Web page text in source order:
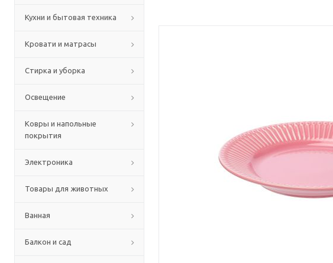
Кухни и бытовая техника
Кровати и матрасы
Стирка и уборка
Освещение
Ковры и напольные
покрытия
Электроника
Товары для животных
Ванная
Балкон и сад